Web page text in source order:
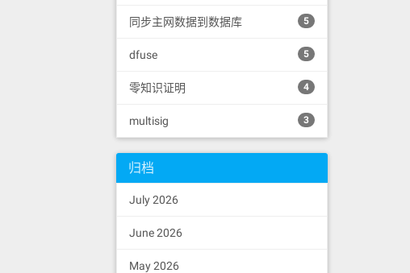
同步主网数据到数据库 5
dfuse 5
零知识证明 4
multisig 3
归档
July 2026
June 2026
May 2026